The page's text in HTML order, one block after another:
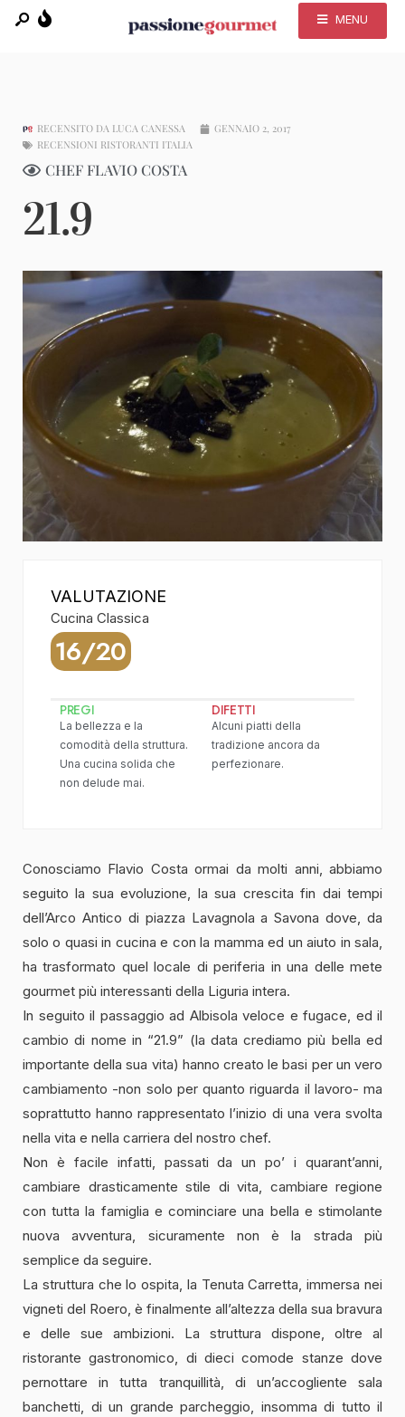
MENU
RECENSITO DA LUCA CANESSA
GENNAIO 2, 2017
RECENSIONI RISTORANTI ITALIA
CHEF FLAVIO COSTA
21.9
VALUTAZIONE
Cucina Classica
16/20
PREGI
La bellezza e la
comodità della struttura.
Una cucina solida che
non delude mai.
DIFETTI
Alcuni piatti della
tradizione ancora da
perfezionare.
Conosciamo Flavio Costa ormai da molti anni, abbiamo
seguito la sua evoluzione, la sua crescita fin dai tempi
dell’Arco Antico di piazza Lavagnola a Savona dove, da
solo o quasi in cucina e con la mamma ed un aiuto in sala,
ha trasformato quel locale di periferia in una delle mete
gourmet più interessanti della Liguria intera.
In seguito il passaggio ad Albisola veloce e fugace, ed il
cambio di nome in “21.9” (la data crediamo più bella ed
importante della sua vita) hanno creato le basi per un vero
cambiamento -non solo per quanto riguarda il lavoro- ma
soprattutto hanno rappresentato l’inizio di una vera svolta
nella vita e nella carriera del nostro chef.
Non è facile infatti, passati da un po’ i quarant’anni,
cambiare drasticamente stile di vita, cambiare regione
con tutta la famiglia e cominciare una bella e stimolante
nuova avventura, sicuramente non è la strada più
semplice da seguire.
La struttura che lo ospita, la Tenuta Carretta, immersa nei
vigneti del Roero, è finalmente all’altezza della sua bravura
e delle sue ambizioni. La struttura dispone, oltre al
ristorante gastronomico, di dieci comode stanze dove
pernottare in tutta tranquillità, di un’accogliente sala
banchetti, di un grande parcheggio, insomma di tutto il